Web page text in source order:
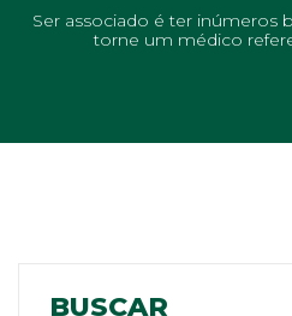
Ser associado é ter inúmeros
torne um médico
BUSCAR